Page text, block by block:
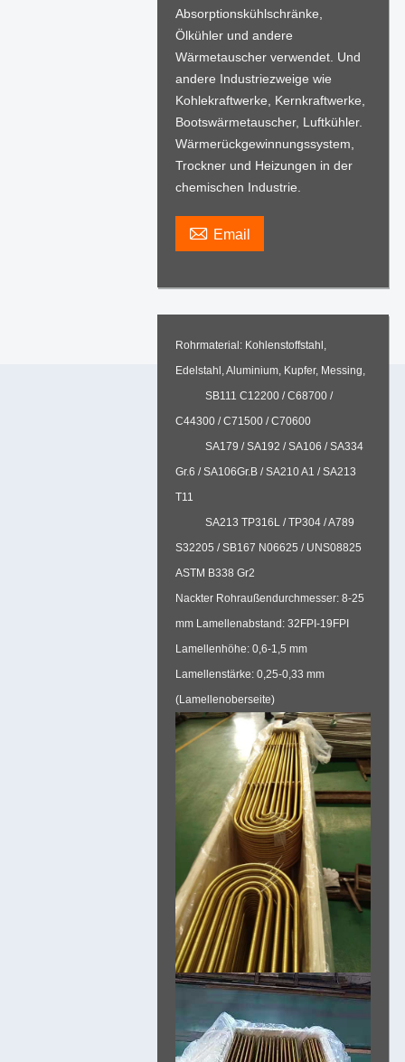
Absorptionskühlschränke,
Ölkühler und andere
Wärmetauscher verwendet. Und
andere Industriezweige wie
Kohlekraftwerke, Kernkraftwerke,
Bootswärmetauscher, Luftkühler.
Wärmerückgewinnungssystem,
Trockner und Heizungen in der
chemischen Industrie.
 Email
Rohrmaterial: Kohlenstoffstahl,
Edelstahl, Aluminium, Kupfer, Messing,
SB111 C12200 / C68700 /
C44300 / C71500 / C70600
SA179 / SA192 / SA106 / SA334
Gr.6 / SA106Gr.B / SA210 A1 / SA213
T11
SA213 TP316L / TP304 / A789
S32205 / SB167 N06625 / UNS08825
ASTM B338 Gr2
Nackter Rohraußendurchmesser: 8-25
mm Lamellenabstand: 32FPI-19FPI
Lamellenhöhe: 0,6-1,5 mm
Lamellenstärke: 0,25-0,33 mm
(Lamellenoberseite)